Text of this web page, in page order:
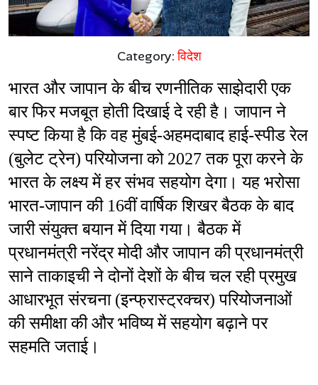
Category:विदेश
भारत और जापान के बीच रणनीतिक साझेदारी एक
बार फिर मजबूत होती दिखाई दे रही है। जापान ने
स्पष्ट किया है कि वह मुंबई-अहमदाबाद हाई-स्पीड रेल
(बुलेट ट्रेन) परियोजना को 2027 तक पूरा करने के
भारत के लक्ष्य में हर संभव सहयोग देगा। यह भरोसा
भारत-जापान की 16वीं वार्षिक शिखर बैठक के बाद
जारी संयुक्त बयान में दिया गया। बैठक में
प्रधानमंत्री नरेंद्र मोदी और जापान की प्रधानमंत्री
साने ताकाइची ने दोनों देशों के बीच चल रही प्रमुख
आधारभूत संरचना (इन्फ्रास्ट्रक्चर) परियोजनाओं
की समीक्षा की और भविष्य में सहयोग बढ़ाने पर
सहमति जताई।